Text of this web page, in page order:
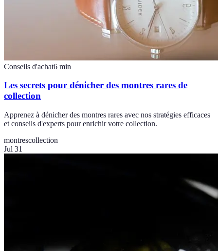
Conseils d'achat6 min
Les secrets pour dénicher des montres rares de
collection
Apprenez à dénicher des montres rares avec nos stratégies efficaces
et conseils d'experts pour enrichir votre collection.
montrescollection
Jul 31